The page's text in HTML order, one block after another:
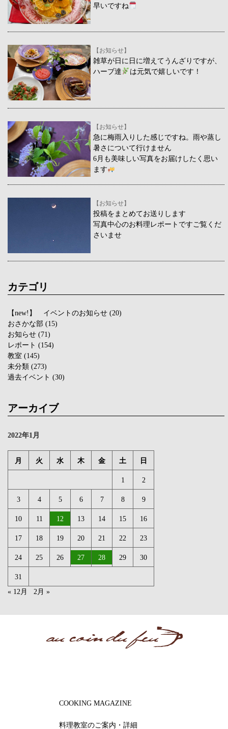
早いですね
【お知らせ】
雑草が日に日に増えてうんざりですが、
ハーブ達
は元気で嬉しいです！
【お知らせ】
急に梅雨入りした感じですね。雨や蒸し
暑さについて行けません
6月も美味しい写真をお届けしたく思い
ます
【お知らせ】
投稿をまとめてお送りします
写真中心のお料理レポートですご覧くだ
さいませ
カテゴリ
【new!】 イベントのお知らせ (20)
おさかな部 (15)
お知らせ (71)
レポート (154)
教室 (145)
未分類 (273)
過去イベント (30)
アーカイブ
2022年1月
月 火 水 木 金 土 日
1 2
3 4 5 6 7 8 9
10 11 12 13 14 15 16
17 18 19 20 21 22 23
24 25 26 27 28 29 30
31
« 12月
2月 »
COOKING MAGAZINE
料理教室のご案内・詳細